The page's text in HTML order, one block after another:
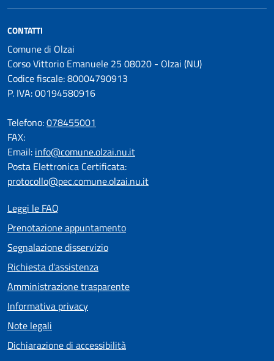
CONTATTI
Comune di Olzai
Corso Vittorio Emanuele 25 08020 - Olzai (NU)
Codice fiscale: 80004790913
P. IVA: 00194580916
Telefono:078455001
FAX:
Email: info@comune.olzai.nu.it
Posta Elettronica Certificata:
protocollo@pec.comune.olzai.nu.it
Leggi le FAQ
Prenotazione appuntamento
Segnalazione disservizio
Richiesta d'assistenza
Amministrazione trasparente
Informativa privacy
Note legali
Dichiarazione di accessibilità